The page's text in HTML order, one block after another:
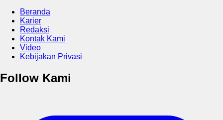
Beranda
Karier
Redaksi
Kontak Kami
Video
Kebijakan Privasi
Follow Kami